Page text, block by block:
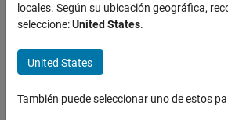
Simulink Desktop Real-Time
Get Started with Simulink Real-Time
Speedgoat Target Computers and I/O
System Configuration
How useful was this
locales. Según su ubicación geográfica,
seleccione:United States.
United States
También puede seleccionar uno de estos